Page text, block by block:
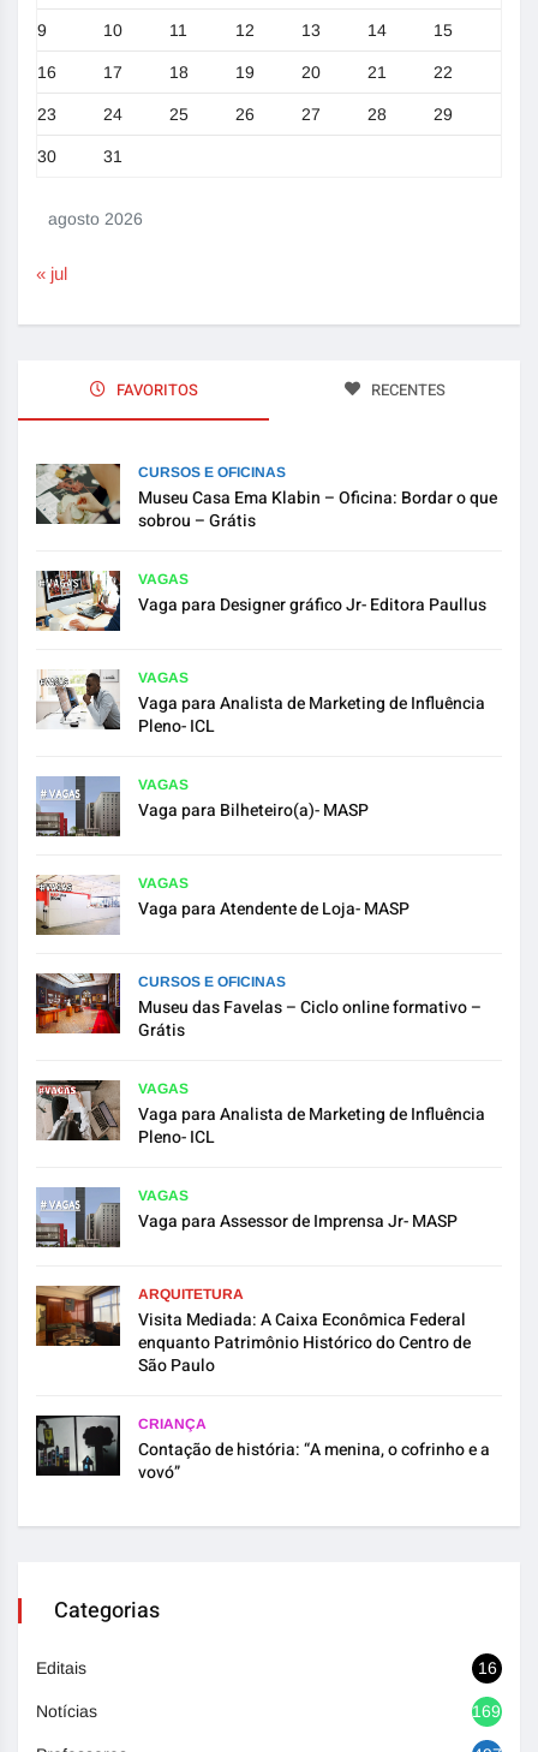
agosto 2026
9 10 11 12 13 14 15
16 17 18 19 20 21 22
23 24 25 26 27 28 29
30 31
« jul
FAVORITOS RECENTES
CURSOS E OFICINAS
Museu Casa Ema Klabin – Oficina: Bordar o que
sobrou – Grátis
VAGAS
Vaga para Designer gráfico Jr- Editora Paullus
VAGAS
Vaga para Analista de Marketing de Influência
Pleno- ICL
VAGAS
Vaga para Bilheteiro(a)- MASP
VAGAS
Vaga para Atendente de Loja- MASP
CURSOS E OFICINAS
Museu das Favelas – Ciclo online formativo –
Grátis
VAGAS
Vaga para Analista de Marketing de Influência
Pleno- ICL
VAGAS
Vaga para Assessor de Imprensa Jr- MASP
ARQUITETURA
Visita Mediada: A Caixa Econômica Federal
enquanto Patrimônio Histórico do Centro de
São Paulo
CRIANÇA
Contação de história: “A menina, o cofrinho e a
vovó”
Categorias
Editais 16
Notícias 1692